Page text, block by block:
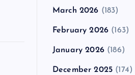
March 2026 (183)
February 2026 (163)
January 2026(186)
December 2025 (174)